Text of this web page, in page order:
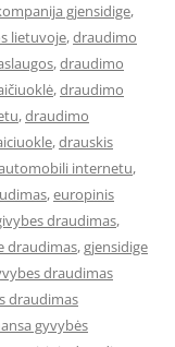
gjensidige,
lietuvoje,draudimo
,draudimo
,draudimo
,draudimo
,drauskis
internetu,
,europinis
draudimas,
draudimas,gjensidige
draudimas
draudimas
gyvybės